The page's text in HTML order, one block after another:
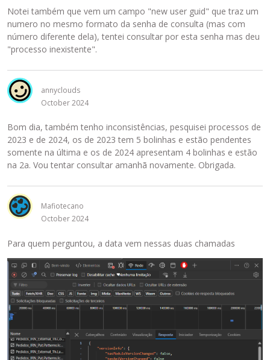
Notei também que vem um campo "new user guid" que traz um
numero no mesmo formato da senha de consulta (mas com
número diferente dela), tentei consultar por esta senha mas deu
"processo inexistente".
annyclouds
October 2024
Bom dia, também tenho inconsistências, pesquisei processos de
2023 e de 2024, os de 2023 tem 5 bolinhas e estão pendentes
somente na última e os de 2024 apresentam 4 bolinhas e estão
na 2a. Vou tentar consultar amanhã novamente. Obrigada.
Mafiotecano
October 2024
Para quem perguntou, a data vem nessas duas chamadas